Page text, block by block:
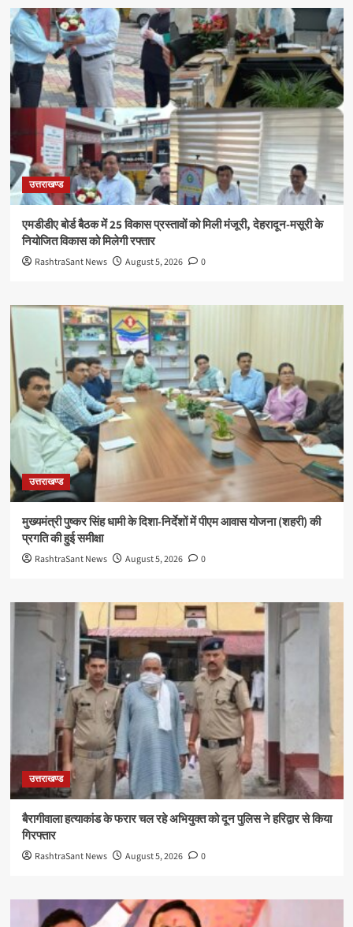
उत्तराखण्ड
एमडीडीए बोर्ड बैठक में 25 विकास प्रस्तावों को मिली मंजूरी, देहरादून-मसूरी के
नियोजित विकास को मिलेगी रफ्तार
RashtraSant News August 5, 2026 0
उत्तराखण्ड
मुख्यमंत्री पुष्कर सिंह धामी के दिशा-निर्देशों में पीएम आवास योजना (शहरी) की
प्रगति की हुई समीक्षा
RashtraSant News August 5, 2026 0
उत्तराखण्ड
बैरागीवाला हत्याकांड के फरार चल रहे अभियुक्त को दून पुलिस ने हरिद्वार से किया
गिरफ्तार
RashtraSant News August 5, 2026 0